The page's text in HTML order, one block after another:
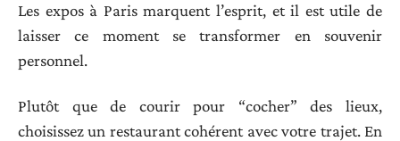
Les expos à Paris marquent l’esprit, et il est utile de
laisser ce moment se transformer en souvenir
personnel.
Plutôt que de courir pour “cocher” des lieux,
choisissez un restaurant cohérent avec votre trajet. En